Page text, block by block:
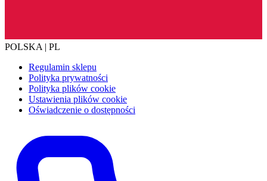
POLSKA | PL
Regulamin sklepu
Polityka prywatności
Polityka plików cookie
Ustawienia plików cookie
Oświadczenie o dostępności